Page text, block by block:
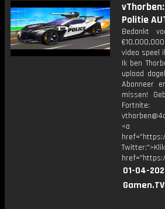
Politie
Bedankt
video speel
Ik ben
upload
Abonneer
missen!
<a
01-04-
Gamen.TV